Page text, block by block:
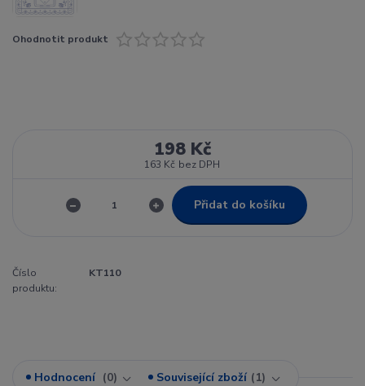
Ohodnotit produkt
198 Kč
163 Kč bez DPH
Přidat do košíku
Číslo
produktu:
KT110
Hodnocení 0 Související zboží 1